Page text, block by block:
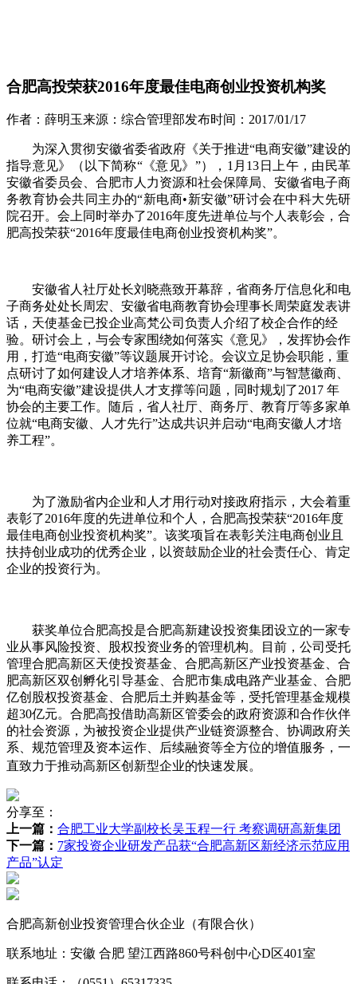
合肥高投荣获2016年度最佳电商创业投资机构奖
作者： 薛明玉来源： 综合管理部发布时间： 2017/01/17
为深入贯彻安徽省委省政府《关于推进“电商安徽”建设的
指导意见》（以下简称“《意见》”），1月13日上午，由民革
安徽省委员会、合肥市人力资源和社会保障局、安徽省电子商
务教育协会共同主办的“新电商•新安徽”研讨会在中科大先研
院召开。会上同时举办了2016年度先进单位与个人表彰会，合
肥高投荣获“2016年度最佳电商创业投资机构奖”。
安徽省人社厅处长刘晓燕致开幕辞，省商务厅信息化和电
子商务处处长周宏、安徽省电商教育协会理事长周荣庭发表讲
话，天使基金已投企业高梵公司负责人介绍了校企合作的经
验。研讨会上，与会专家围绕如何落实《意见》，发挥协会作
用，打造“电商安徽”等议题展开讨论。会议立足协会职能，重
点研讨了如何建设人才培养体系、培育“新徽商”与智慧徽商、
为“电商安徽”建设提供人才支撑等问题，同时规划了2017 年
协会的主要工作。随后，省人社厅、商务厅、教育厅等多家单
位就“电商安徽、人才先行”达成共识并启动“电商安徽人才培
养工程”。
为了激励省内企业和人才用行动对接政府指示，大会着重
表彰了2016年度的先进单位和个人，合肥高投荣获“2016年度
最佳电商创业投资机构奖”。该奖项旨在表彰关注电商创业且
扶持创业成功的优秀企业，以资鼓励企业的社会责任心、肯定
企业的投资行为。
获奖单位合肥高投是合肥高新建设投资集团设立的一家专
业从事风险投资、股权投资业务的管理机构。目前，公司受托
管理合肥高新区天使投资基金、合肥高新区产业投资基金、合
肥高新区双创孵化引导基金、合肥市集成电路产业基金、合肥
亿创股权投资基金、合肥后土并购基金等，受托管理基金规模
超30亿元。合肥高投借助高新区管委会的政府资源和合作伙伴
的社会资源，为被投资企业提供产业链资源整合、协调政府关
系、规范管理及资本运作、后续融资等全方位的增值服务，一
直致力于推动高新区创新型企业的快速发展。
分享至：
上一篇： 合肥工业大学副校长吴玉程一行 考察调研高新集团
下一篇： 7家投资企业研发产品获“合肥高新区新经济示范应用
产品”认定
合肥高新创业投资管理合伙企业（有限合伙）
联系地址：安徽 合肥 望江西路860号科创中心D区401室